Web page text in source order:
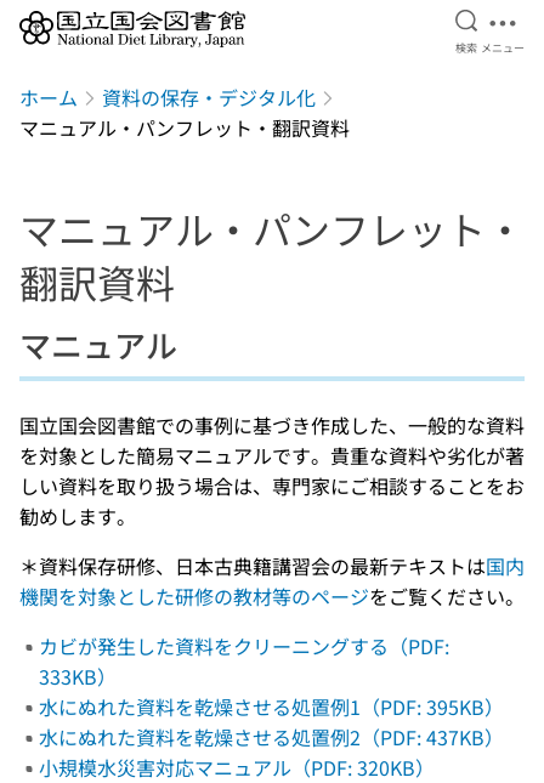
検索を
検索 メ
メニュー
ホーム
資料の保存・デジタル化
マニュアル・パンフレット・翻訳資料
マニュアル・パンフレット・
翻訳資料
マニュアル
国立国会図書館での事例に基づき作成した、一般的な資料
を対象とした簡易マニュアルです。貴重な資料や劣化が著
しい資料を取り扱う場合は、専門家にご相談することをお
勧めします。
＊資料保存研修、日本古典籍講習会の最新テキストは国内
機関を対象とした研修の教材等のページをご覧ください。
カビが発生した資料をクリーニングする（PDF:
333KB）
水にぬれた資料を乾燥させる処置例1（PDF: 395KB）
水にぬれた資料を乾燥させる処置例2（PDF: 437KB）
小規模水災害対応マニュアル（PDF: 320KB）